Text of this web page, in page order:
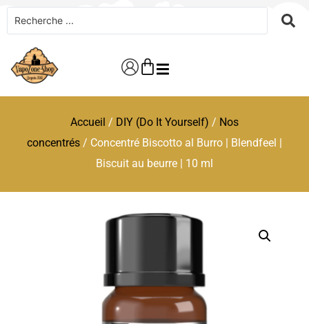
Accueil / DIY (Do It Yourself) / Nos
concentrés / Concentré Biscotto al Burro | Blendfeel |
Biscuit au beurre | 10 ml